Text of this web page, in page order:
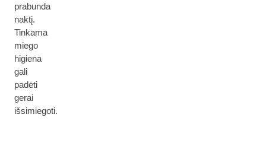
prabunda
naktį.
Tinkama
miego
higiena
gali
padėti
gerai
išsimiegoti.